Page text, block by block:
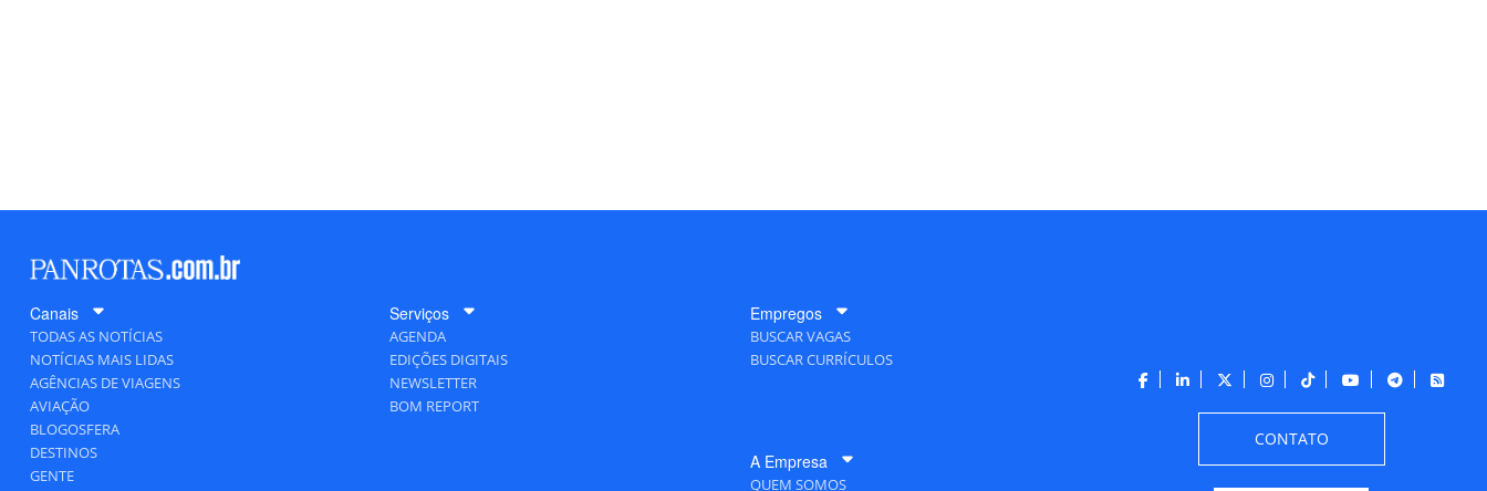
Canais
TODAS AS NOTÍCIAS
NOTÍCIAS MAIS LIDAS
AGÊNCIAS DE VIAGENS
AVIAÇÃO
BLOGOSFERA
DESTINOS
GENTE
Serviços
AGENDA
EDIÇÕES DIGITAIS
NEWSLETTER
BOM REPORT
Empregos
BUSCAR VAGAS
BUSCAR CURRÍCULOS
A Empresa
QUEM SOMOS
CONTATO